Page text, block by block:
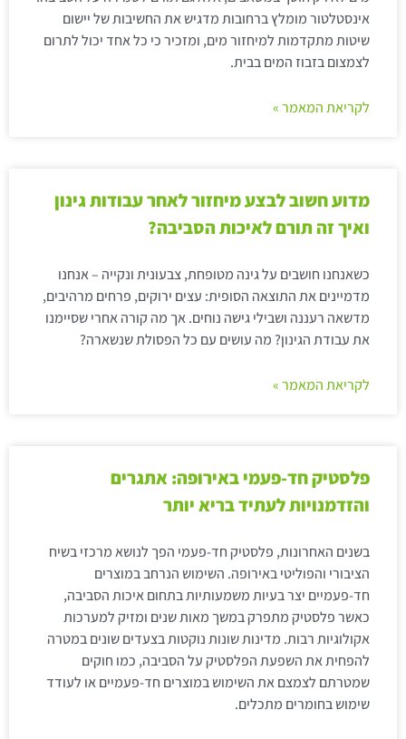
אינסטלטור מומלץ ברחובות מדגיש את החשיבות של יישום
שיטות מתקדמות למיחזור מים, ומזכיר כי כל אחד יכול לתרום
לצמצום בזבוז המים בבית.
לקריאת המאמר »
מדוע חשוב לבצע מיחזור לאחר עבודות גינון
ואיך זה תורם לאיכות הסביבה?
כשאנחנו חושבים על גינה מטופחת, צבעונית ונקייה – אנחנו
מדמיינים את התוצאה הסופית: עצים ירוקים, פרחים מרהיבים,
מדשאה רעננה ושבילי גישה נוחים. אך מה קורה אחרי שסיימנו
את עבודת הגינון? מה עושים עם כל הפסולת שנשארה?
לקריאת המאמר »
פלסטיק חד-פעמי באירופה: אתגרים
והזדמנויות לעתיד בריא יותר
בשנים האחרונות, פלסטיק חד-פעמי הפך לנושא מרכזי בשיח
הציבורי והפוליטי באירופה. השימוש הנרחב במוצרים
חד-פעמיים יצר בעיות משמעותיות בתחום איכות הסביבה,
כאשר פלסטיק מתפרק במשך מאות שנים ומזיק למערכות
אקולוגיות רבות. מדינות שונות נוקטות בצעדים שונים במטרה
להפחית את השפעת הפלסטיק על הסביבה, כמו חוקים
שמטרתם לצמצם את השימוש במוצרים חד-פעמיים או לעודד
שימוש בחומרים מתכלים.